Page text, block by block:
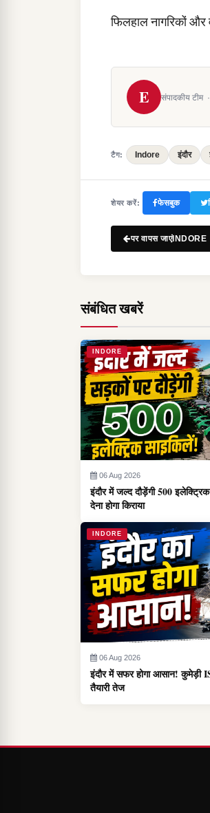
फिलहाल नागरिकों और
E संपादकीय टीम ·
टैग: Indore इंदौर
शेयर करें: फेसबुक
पर वापस जाएंINDORE
संबंधित खबरें
INDORE
06 Aug 2026
इंदौर में जल्द दौड़ेंगी 500
देना होगा किराया
INDORE
06 Aug 2026
इंदौर में सफर होगा आसान! कुमेड़ी
तैयारी तेज